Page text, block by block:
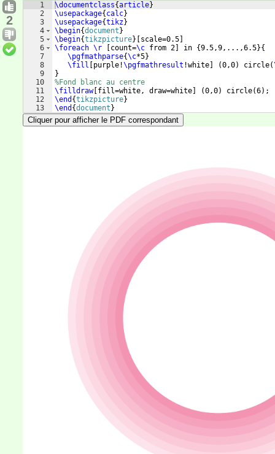
2
1
2
3
4
5
6
7
8
9
10
11
12
13
\documentclass{article}
\usepackage{ calc}
\usepackage{tikz}
\begin{document }
\begin{tikzpicture} scale=0.5
\foreach \r count=\c from 2 in {9.5,9,...,6.5}{
\pgfmathparse{\c*5}
\fill
purple!\pgfmathresult !white (0,0) circle(
}
%Fond blanc au centre
\filldraw[ fill=white, draw=white (0,0) circle(6) ;
\end {tikzpicture}
\end {document }
Cliquer pour afficher le PDF correspondant